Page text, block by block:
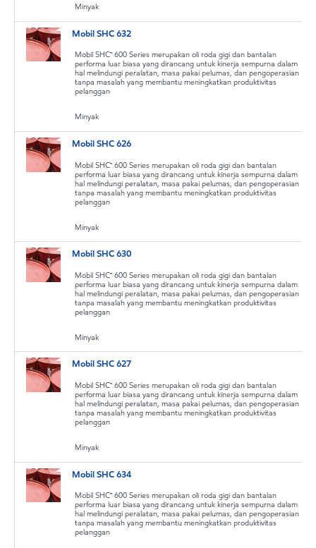
Minyak
Mobil SHC 632
Mobil SHC™ 600 Series merupakan oli roda gigi dan bantalan
performa luar biasa yang dirancang untuk kinerja sempurna dalam
hal melindungi peralatan, masa pakai pelumas, dan pengoperasian
tanpa masalah yang membantu meningkatkan produktivitas
pelanggan
Minyak
Mobil SHC 626
Mobil SHC™ 600 Series merupakan oli roda gigi dan bantalan
performa luar biasa yang dirancang untuk kinerja sempurna dalam
hal melindungi peralatan, masa pakai pelumas, dan pengoperasian
tanpa masalah yang membantu meningkatkan produktivitas
pelanggan
Minyak
Mobil SHC 630
Mobil SHC™ 600 Series merupakan oli roda gigi dan bantalan
performa luar biasa yang dirancang untuk kinerja sempurna dalam
hal melindungi peralatan, masa pakai pelumas, dan pengoperasian
tanpa masalah yang membantu meningkatkan produktivitas
pelanggan
Minyak
Mobil SHC 627
Mobil SHC™ 600 Series merupakan oli roda gigi dan bantalan
performa luar biasa yang dirancang untuk kinerja sempurna dalam
hal melindungi peralatan, masa pakai pelumas, dan pengoperasian
tanpa masalah yang membantu meningkatkan produktivitas
pelanggan
Minyak
Mobil SHC 634
Mobil SHC™ 600 Series merupakan oli roda gigi dan bantalan
performa luar biasa yang dirancang untuk kinerja sempurna dalam
hal melindungi peralatan, masa pakai pelumas, dan pengoperasian
tanpa masalah yang membantu meningkatkan produktivitas
pelanggan